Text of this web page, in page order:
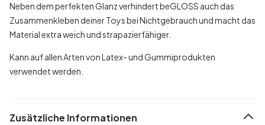
Neben dem perfekten Glanz verhindert beGLOSS auch das
Zusammenkleben deiner Toys bei Nichtgebrauch und macht das
Material extra weich und strapazierfähiger.
Kann auf allen Arten von Latex- und Gummiprodukten
verwendet werden.
Zusätzliche Informationen